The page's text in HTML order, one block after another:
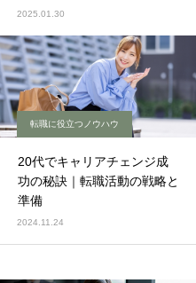
2025.01.30
転職に役立つノウハウ
20代でキャリアチェンジ成
功の秘訣｜転職活動の戦略と
準備
2024.11.24